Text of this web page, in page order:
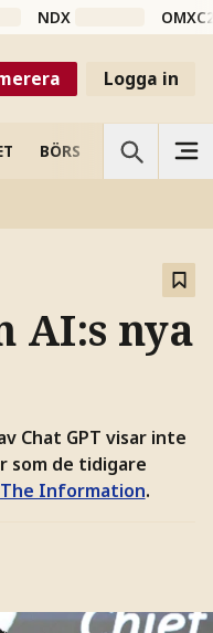
NDX
Logga in
BÖRS VETENSKAP
AI:s nya
Chat GPT visar inte
som de tidigare
The Information.